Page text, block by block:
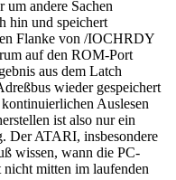
andere Sachen
hin und speichert
Flanke von /IOCHRDY
auf den ROM-Port
aus dem Latch
wieder gespeichert
Auslesen
ist also nur ein
Der ATARI, insbesondere
wissen, wann die PC-
mitten im laufenden